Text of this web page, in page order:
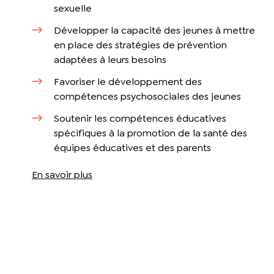
sexuelle
Développer la capacité des jeunes à mettre
en place des stratégies de prévention
adaptées à leurs besoins
Favoriser le développement des
compétences psychosociales des jeunes
Soutenir les compétences éducatives
spécifiques à la promotion de la santé des
équipes éducatives et des parents
En savoir plus